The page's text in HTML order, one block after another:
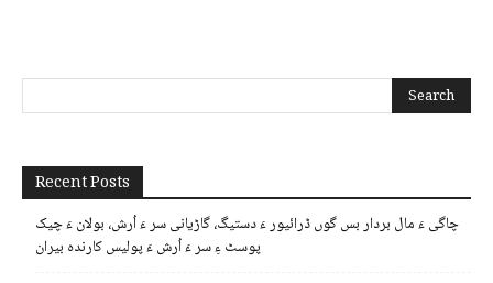
Recent Posts
چاگی ءَ مال بردار بس گوں ڈرائیور ءَ دستیگ، گاڑیانی سر ءَ اُرش، بولان ءَ چیک
پوسٹ ءِ سر ءَ اُرش ءَ پولیس کارندہ بیران